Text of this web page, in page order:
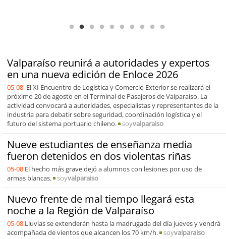
Valparaíso reunirá a autoridades y expertos
en una nueva edición de Enloce 2026
05-08 El XI Encuentro de Logística y Comercio Exterior se realizará el
próximo 20 de agosto en el Terminal de Pasajeros de Valparaíso. La
actividad convocará a autoridades, especialistas y representantes de la
industria para debatir sobre seguridad, coordinación logística y el
futuro del sistema portuario chileno.
soyvalparaiso
Nueve estudiantes de enseñanza media
fueron detenidos en dos violentas riñas
05-08 El hecho más grave dejó a alumnos con lesiones por uso de
armas blancas.
soyvalparaiso
Nuevo frente de mal tiempo llegará esta
noche a la Región de Valparaíso
05-08 Lluvias se extenderán hasta la madrugada del día jueves y vendrá
acompañada de vientos que alcancen los 70 km/h.
soyvalparaiso